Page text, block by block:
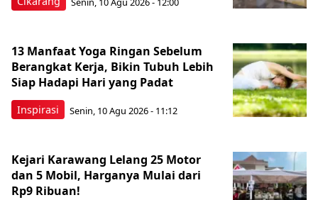
Inspirasi
13 Manfaat Yoga Ringan Sebelum
Berangkat Kerja, Bikin Tubuh Lebih
Siap Hadapi Hari yang Padat
Senin, 10 Agu 2026 - 11:12
Kejari Karawang Lelang 25 Motor
dan 5 Mobil, Harganya Mulai dari
Rp9 Ribuan!